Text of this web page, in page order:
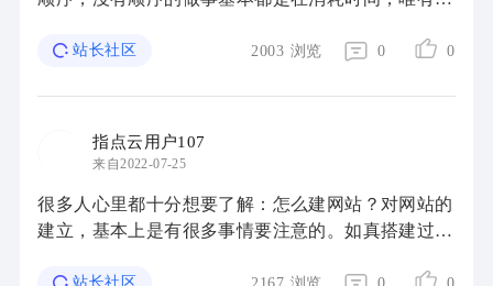
从事SEO也一样，那么网站seo优化的步骤有什么 ...
站长社区 2003 浏览 0 0
指点云用户107
来自2022-07-25
很多人心里都十分想要了解：怎么建网站？对网站的
建立，基本上是有很多事情要注意的。如真搭建过网
站长社区 2167 浏览 0 0